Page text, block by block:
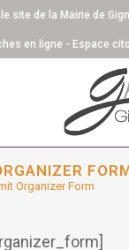
site de la Mairie de
en ligne - Espace
Organizer Form